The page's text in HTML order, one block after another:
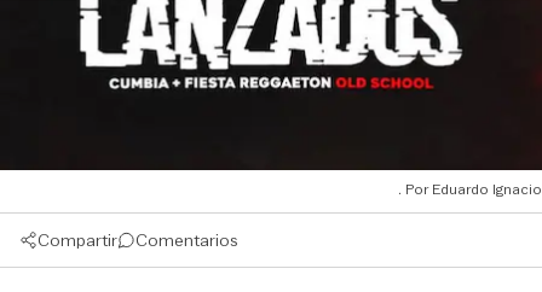
Eduardo Ignacio
Compartir Comentarios